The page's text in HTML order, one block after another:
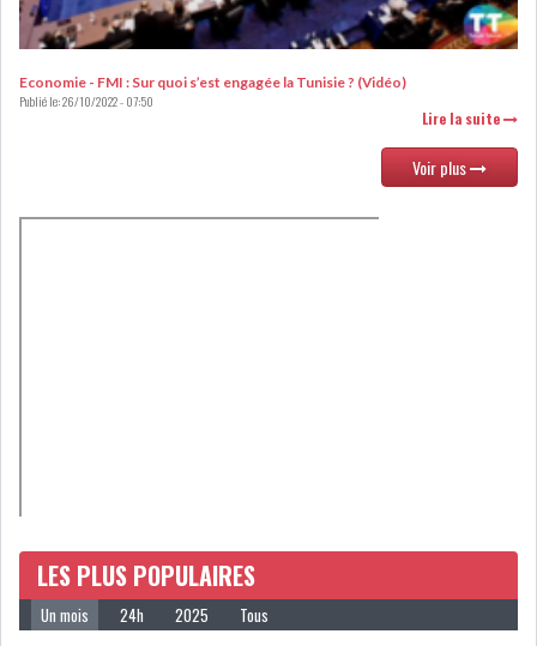
LOI DE FINANCE ENERGIE
MATIÈRES PREMIÈRES
LE DÉFICIT COURANT SE
CREUSE À NOUVEAU,...
Economie - FMI : Sur quoi s’est engagée la Tunisie ? (Vidéo)
Publié le:26/10/2022 - 07:50
Lire la suite
Voir plus
LES PLUS POPULAIRES
Un mois 24h 2025 Tous